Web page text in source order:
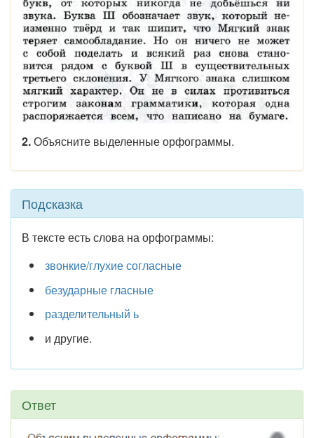
2.Объясните выделенные орфограммы.
Подсказка
В тексте есть слова на орфограммы:
звонкие/глухие согласные
безударные гласные
разделительный ь
и другие.
Ответ